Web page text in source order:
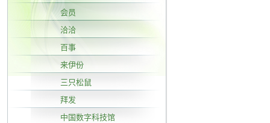
会员
洽洽
百事
来伊份
三只松鼠
拜发
中国数字科技馆